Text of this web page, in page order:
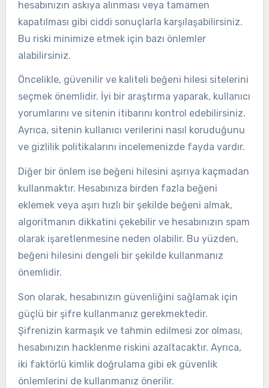
hesabınızın askıya alınması veya tamamen
kapatılması gibi ciddi sonuçlarla karşılaşabilirsiniz.
Bu riski minimize etmek için bazı önlemler
alabilirsiniz.
Öncelikle, güvenilir ve kaliteli beğeni hilesi sitelerini
seçmek önemlidir. İyi bir araştırma yaparak, kullanıcı
yorumlarını ve sitenin itibarını kontrol edebilirsiniz.
Ayrıca, sitenin kullanıcı verilerini nasıl koruduğunu
ve gizlilik politikalarını incelemenizde fayda vardır.
Diğer bir önlem ise beğeni hilesini aşırıya kaçmadan
kullanmaktır. Hesabınıza birden fazla beğeni
eklemek veya aşırı hızlı bir şekilde beğeni almak,
algoritmanın dikkatini çekebilir ve hesabınızın spam
olarak işaretlenmesine neden olabilir. Bu yüzden,
beğeni hilesini dengeli bir şekilde kullanmanız
önemlidir.
Son olarak, hesabınızın güvenliğini sağlamak için
güçlü bir şifre kullanmanız gerekmektedir.
Şifrenizin karmaşık ve tahmin edilmesi zor olması,
hesabınızın hacklenme riskini azaltacaktır. Ayrıca,
iki faktörlü kimlik doğrulama gibi ek güvenlik
önlemlerini de kullanmanız önerilir.